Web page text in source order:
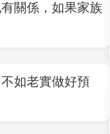
關係，如果家族
如老實做好預